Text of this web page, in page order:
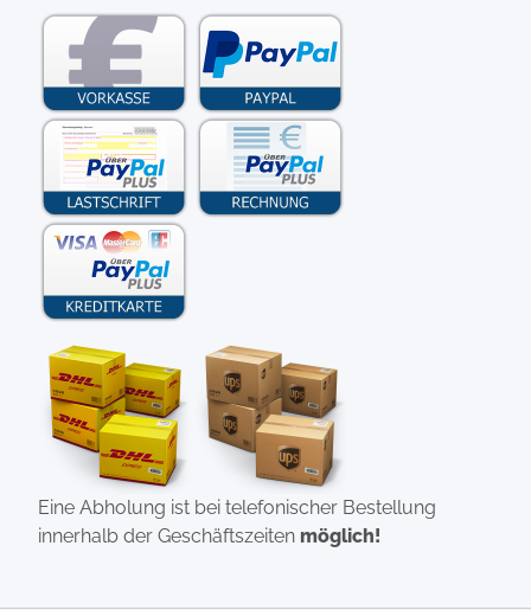
Eine Abholung ist bei telefonischer Bestellung
innerhalb der Geschäftszeiten möglich!